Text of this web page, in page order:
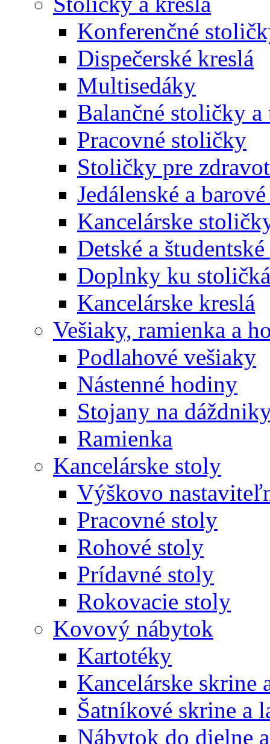
Konferenčné
Dispečerské kreslá
Multisedáky
Balančné stoličky a
Pracovné stoličky
Stoličky pre
Jedálenské a
Kancelárske
Detské a
Doplnky ku
Kancelárske kreslá
Vešiaky, ramienka a
Podlahové vešiaky
Nástenné hodiny
Stojany na
Ramienka
Kancelárske stoly
Výškovo
Pracovné stoly
Rohové stoly
Prídavné stoly
Rokovacie stoly
Kovový nábytok
Kartotéky
Kancelárske skrine
Šatníkové skrine a
Nábytok do dielne